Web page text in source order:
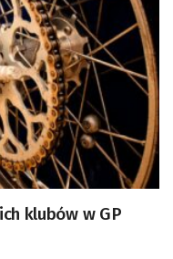
klubów w GP